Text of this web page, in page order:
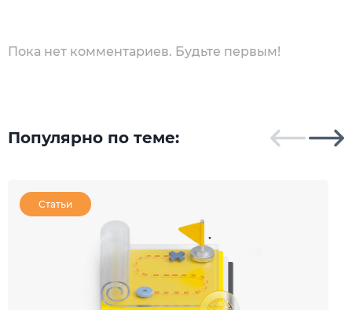
Пока нет комментариев. Будьте первым!
Популярно по теме:
Статьи